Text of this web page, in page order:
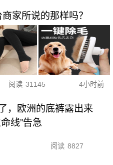
家所说的那样吗？
阅读 31145 4小时前
，欧洲的底裤露出来
线”告急
阅读 8827